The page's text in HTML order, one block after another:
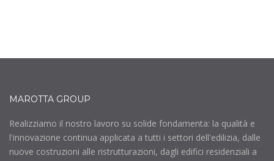
MAROTTA GROUP
Realizziamo il nostro lavoro su solide fondamenta: la qualità e
l'innovazione continua applicata a tutti i settori dell'edilizia, dalle
nuove costruzioni alle ristrutturazioni, dagli edifici residenziali a